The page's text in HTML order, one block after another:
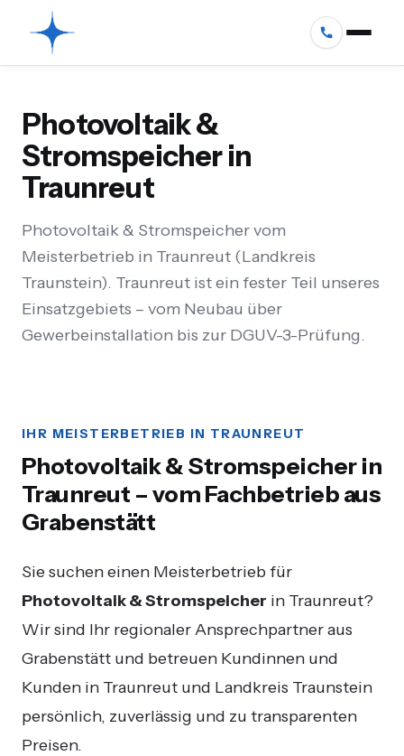
Photovoltaik &
Stromspeicher in
Traunreut
Photovoltaik & Stromspeicher vom
Meisterbetrieb in Traunreut (Landkreis
Traunstein). Traunreut ist ein fester Teil unseres
Einsatzgebiets – vom Neubau über
Gewerbeinstallation bis zur DGUV-3-Prüfung.
IHR MEISTERBETRIEB IN TRAUNREUT
Photovoltaik & Stromspeicher in
Traunreut – vom Fachbetrieb aus
Grabenstätt
Sie suchen einen Meisterbetrieb für
Photovoltaik & Stromspeicher in Traunreut?
Wir sind Ihr regionaler Ansprechpartner aus
Grabenstätt und betreuen Kundinnen und
Kunden in Traunreut und Landkreis Traunstein
persönlich, zuverlässig und zu transparenten
Preisen.